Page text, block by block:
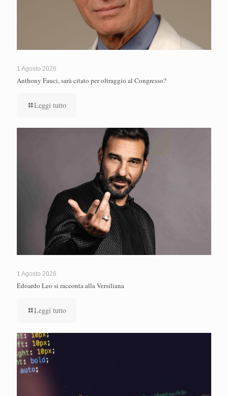
1 Agosto 2026
Anthony Fauci, sarà citato per oltraggio al Congresso?
Leggi tutto
1 Agosto 2026
Edoardo Leo si racconta alla Versiliana
Leggi tutto